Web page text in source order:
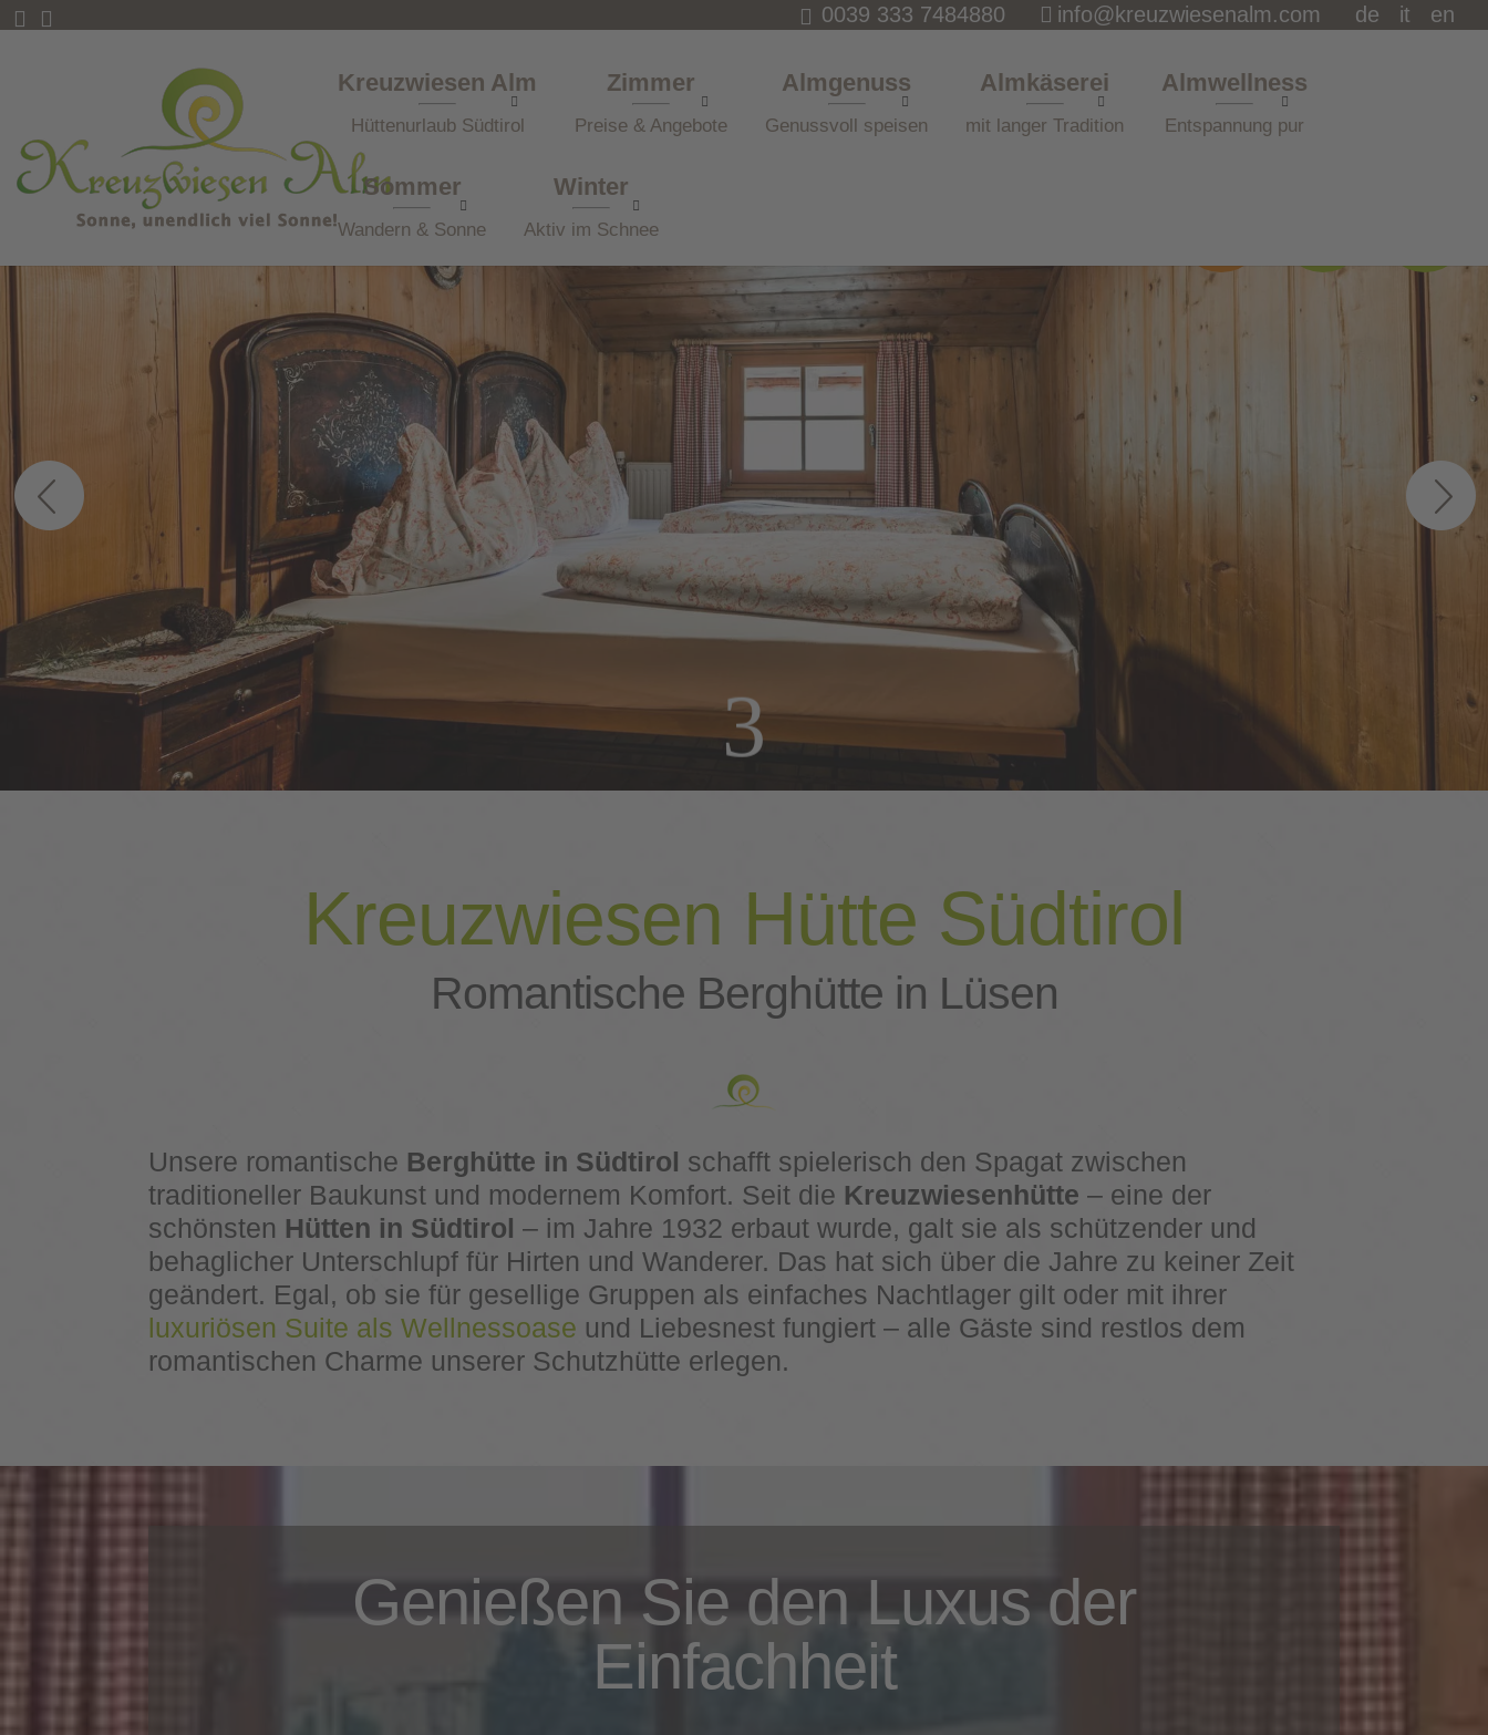
0039 333 7484880 info@kreuzwiesenalm.com de it en
Kreuzwiesen Alm
Hüttenurlaub Südtirol
Zimmer
Preise & Angebote
Almgenuss
Genussvoll speisen
Almkäserei
mit langer Tradition
Almwellness
Entspannung pur
Sommer
Wandern & Sonne
Winter
Aktiv im Schnee
3
Kreuzwiesen Hütte Südtirol
Romantische Berghütte in Lüsen
Unsere romantische Berghütte in Südtirol schafft spielerisch den Spagat zwischen
traditioneller Baukunst und modernem Komfort. Seit die Kreuzwiesenhütte – eine der
schönsten Hütten in Südtirol – im Jahre 1932 erbaut wurde, galt sie als schützender und
behaglicher Unterschlupf für Hirten und Wanderer. Das hat sich über die Jahre zu keiner Zeit
geändert. Egal, ob sie für gesellige Gruppen als einfaches Nachtlager gilt oder mit ihrer
luxuriösen Suite als Wellnessoase und Liebesnest fungiert – alle Gäste sind restlos dem
romantischen Charme unserer Schutzhütte erlegen.
Genießen Sie den Luxus der
Einfachheit